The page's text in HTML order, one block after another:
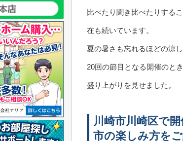
比べたり聞き比べたりする
在も続いています。
夏の暑さも忘れるほどの涼
20回の節目となる開催のと
盛り上がりを見せました。
川崎市川崎区で
市の楽しみ方を